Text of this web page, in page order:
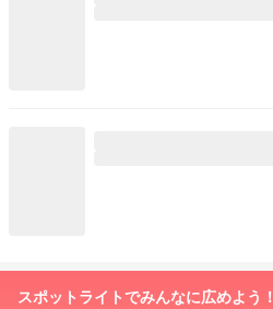
スポットライトでみんなに広めよう！